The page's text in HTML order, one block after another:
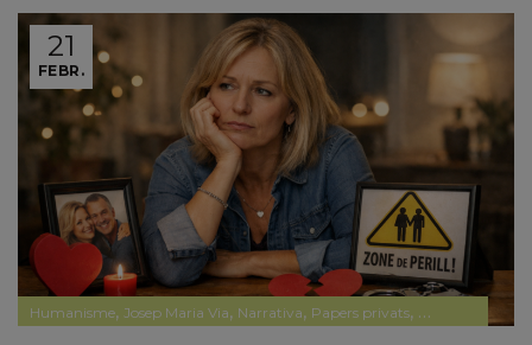
21
FEBR.
Humanisme, Josep Maria Via, Narrativa, Papers privats, Papers prvats